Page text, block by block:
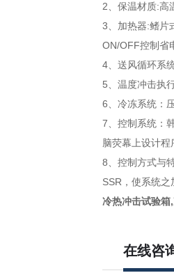
2、保温材质:高
3、加热器:鳍片
ON/OFF控制省
4、送风循环系
5、温度冲击执
6、冷冻系统：
7、控制系统：
脑荧幕上设计
8、控制方式与
SSR，使系统
冷热冲击试验箱
在线咨